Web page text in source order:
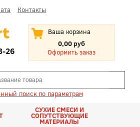
Контакты
26
Ваша корзина
0,00 руб
Оформить заказ
поиск по параметрам
СУХИЕ СМЕСИ И
СОПУТСТВУЮЩИЕ
МАТЕРИАЛЫ